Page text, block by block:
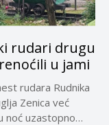
rudari drugu
u jami
rudara Rudnika
Zenica već
noć uzastopno